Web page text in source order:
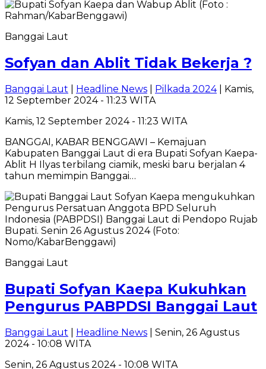
Banggai Laut
Sofyan dan Ablit Tidak Bekerja ?
Banggai Laut Headline News Pilkada 2024| Kamis,
12 September 2024 - 11:23 WITA
Kamis, 12 September 2024 - 11:23 WITA
BANGGAI, KABAR BENGGAWI – Kemajuan
Kabupaten Banggai Laut di era Bupati Sofyan Kaepa-
Ablit H Ilyas terbilang ciamik, meski baru berjalan 4
tahun memimpin Banggai…
Banggai Laut
Bupati Sofyan Kaepa Kukuhkan
Pengurus PABPDSI Banggai Laut
Banggai Laut Headline News | Senin, 26 Agustus
2024 - 10:08 WITA
Senin, 26 Agustus 2024 - 10:08 WITA